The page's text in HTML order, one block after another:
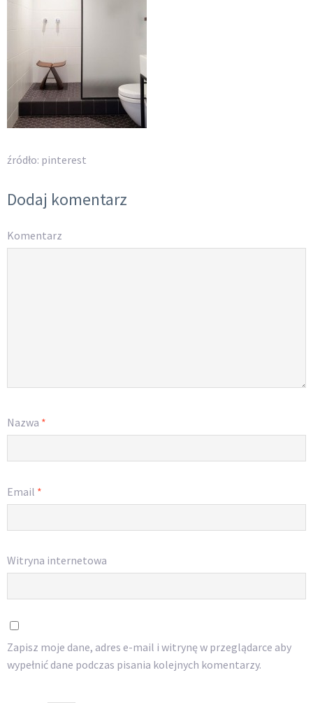
źródło: pinterest
Dodaj komentarz
Komentarz
Nazwa *
Email *
Witryna internetowa
Zapisz moje dane, adres e-mail i witrynę w przeglądarce aby
wypełnić dane podczas pisania kolejnych komentarzy.